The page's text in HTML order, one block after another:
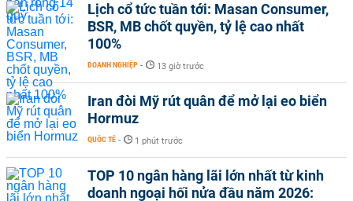
Lịch cổ tức tuần tới: Masan Consumer,
BSR, MB chốt quyền, tỷ lệ cao nhất
100%
DOANH NGHIỆP - 13 giờ trước
Iran đòi Mỹ rút quân để mở lại eo biển
Hormuz
QUỐC TẾ - 1 phút trước
TOP 10 ngân hàng lãi lớn nhất từ kinh
doanh ngoại hối nửa đầu năm 2026: